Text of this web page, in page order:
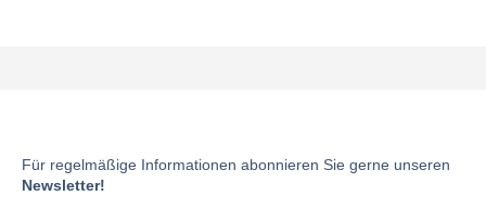
Für regelmäßige Informationen abonnieren Sie gerne unseren
Newsletter!